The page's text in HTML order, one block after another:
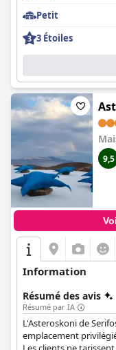
des salles de bains et
Cristi Rooms
et son attention aux
Petit
3 Étoiles
9,5
Information
Résumé des avis
Résumé par IA
L'Asteroskoni de
emplacement